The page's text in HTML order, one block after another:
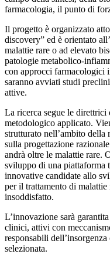
farmacologia, il punto di
Il progetto è organizzato
discovery” ed è orientato
malattie rare o ad elevato
patologie metabolico-
con approcci farmacologici
saranno avviati studi
attive.
La ricerca segue le direttrici
metodologico applicato.
strutturato nell’ambito della
sulla progettazione
andrà oltre le malattie rare.
sviluppo di una piattaforma
innovative candidate allo
per il trattamento di
insoddisfatto.
L’innovazione sarà
clinici, attivi con
responsabili
selezionata.